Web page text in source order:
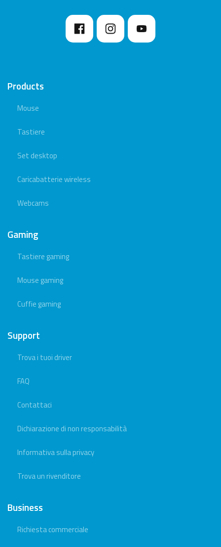
Products
Mouse
Tastiere
Set desktop
Caricabatterie wireless
Webcams
Gaming
Tastiere gaming
Mouse gaming
Cuffie gaming
Support
Trova i tuoi driver
FAQ
Contattaci
Dichiarazione di non responsabilità
Informativa sulla privacy
Trova un rivenditore
Business
Richiesta commerciale